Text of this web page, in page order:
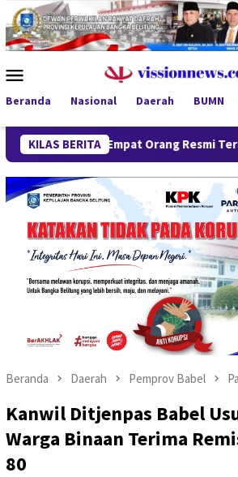
Loncat
ke
konten
Mobile
Beranda Nasional Daerah BUMN
KILAS BERITA
Empat Orang Resmi Tersangka
Beranda Daerah Pemprov Babel
Kanwil Ditjenpas Babel
Warga Binaan Terima
80